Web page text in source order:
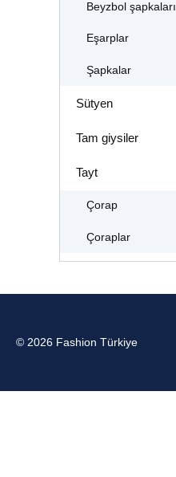
Beyzbol şapkaları
Eşarplar
Şapkalar
Sütyen
Tam giysiler
Tayt
Çorap
Çoraplar
© 2026 Fashion Türkiye